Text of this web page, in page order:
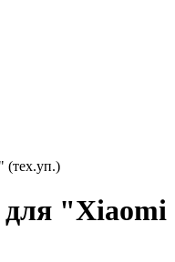
(тех.уп.)
для "Xiaomi